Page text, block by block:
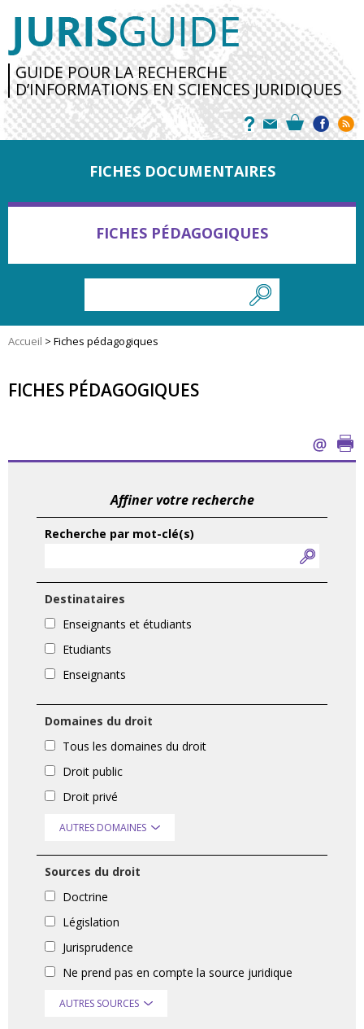
GUIDE POUR LA RECHERCHE
D’INFORMATIONS EN SCIENCES JURIDIQUES
FICHES DOCUMENTAIRES
FICHES PÉDAGOGIQUES
Accueil > Fiches pédagogiques
FICHES PÉDAGOGIQUES
Affiner votre recherche
Recherche par mot-clé(s)
Destinataires
Enseignants et étudiants
Etudiants
Enseignants
Domaines du droit
Tous les domaines du droit
Droit public
Droit privé
AUTRES DOMAINES
Sources du droit
Doctrine
Législation
Jurisprudence
Ne prend pas en compte la source juridique
AUTRES SOURCES